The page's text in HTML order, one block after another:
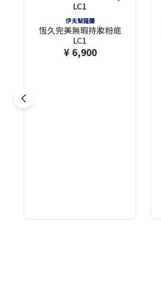
伊夫聖羅蘭
恆久完美無瑕持妝粉底
LC1
¥ 6,900